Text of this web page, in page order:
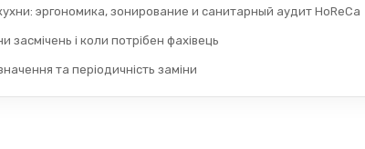
эргономика, зонирование и санитарный аудит HoReCa
і коли потрібен фахівець
та періодичність заміни